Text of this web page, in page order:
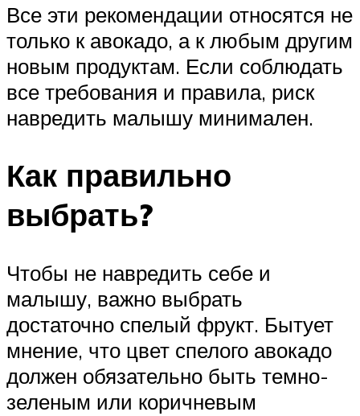
Все эти рекомендации относятся не
только к авокадо, а к любым другим
новым продуктам. Если соблюдать
все требования и правила, риск
навредить малышу минимален.
Как правильно
выбрать?
Чтобы не навредить себе и
малышу, важно выбрать
достаточно спелый фрукт. Бытует
мнение, что цвет спелого авокадо
должен обязательно быть темно-
зеленым или коричневым